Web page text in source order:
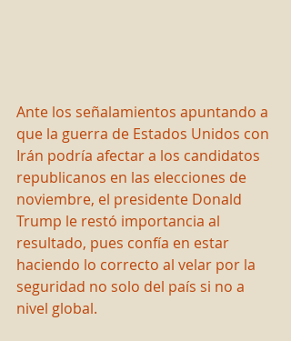
Ante los señalamientos apuntando a
que la guerra de Estados Unidos con
Irán podría afectar a los candidatos
republicanos en las elecciones de
noviembre, el presidente Donald
Trump le restó importancia al
resultado, pues confía en estar
haciendo lo correcto al velar por la
seguridad no solo del país si no a
nivel global.